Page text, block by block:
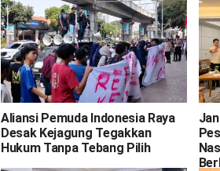
Aliansi Pemuda Indonesia Raya
Desak Kejagung Tegakkan
Hukum Tanpa Tebang Pilih